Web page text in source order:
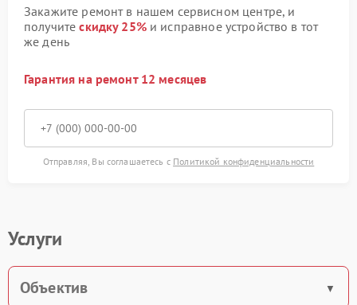
Закажите ремонт в нашем сервисном центре, и
получитескидку 25%и исправное устройство в тот
же день
Гарантия на ремонт 12 месяцев
Отправляя, Вы соглашаетесь с Политикой конфиденциальности
Услуги
Объектив